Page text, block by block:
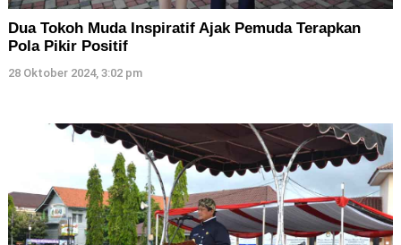
Dua Tokoh Muda Inspiratif Ajak Pemuda Terapkan
Pola Pikir Positif
28 Oktober 2024, 3:02 pm